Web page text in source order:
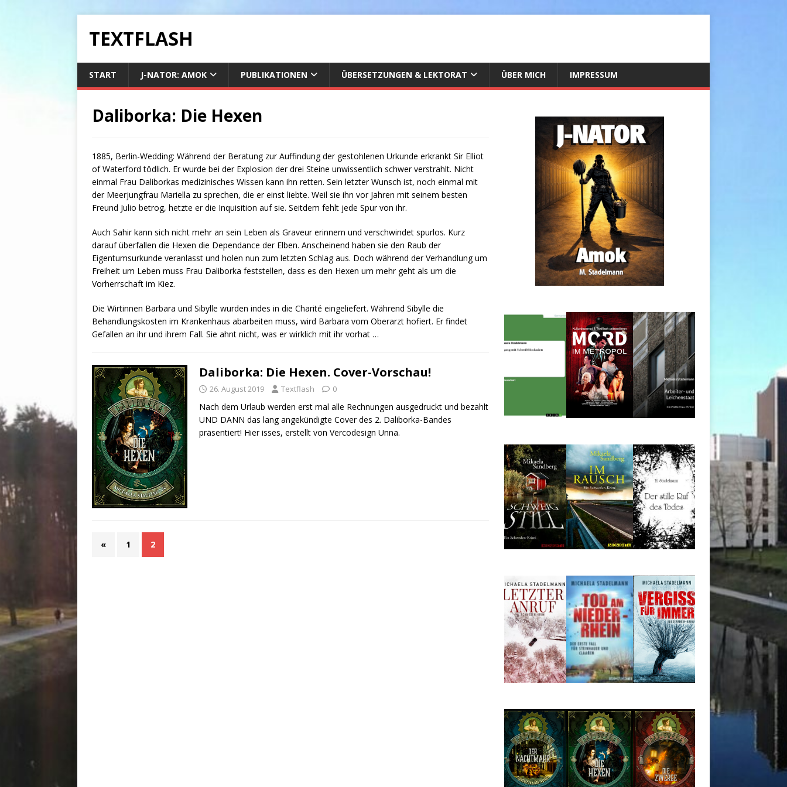
TEXTFLASH
START J-NATOR: AMOK PUBLIKATIONEN ÜBERSETZUNGEN & LEKTORAT ÜBER MICH IMPRESSUM
Daliborka: Die Hexen
1885, Berlin-Wedding: Während der Beratung zur Auffindung der gestohlenen Urkunde erkrankt Sir Elliot
of Waterford tödlich. Er wurde bei der Explosion der drei Steine unwissentlich schwer verstrahlt. Nicht
einmal Frau Daliborkas medizinisches Wissen kann ihn retten. Sein letzter Wunsch ist, noch einmal mit
der Meerjungfrau Mariella zu sprechen, die er einst liebte. Weil sie ihn vor Jahren mit seinem besten
Freund Julio betrog, hetzte er die Inquisition auf sie. Seitdem fehlt jede Spur von ihr.
Auch Sahir kann sich nicht mehr an sein Leben als Graveur erinnern und verschwindet spurlos. Kurz
darauf überfallen die Hexen die Dependance der Elben. Anscheinend haben sie den Raub der
Eigentumsurkunde veranlasst und holen nun zum letzten Schlag aus. Doch während der Verhandlung um
Freiheit um Leben muss Frau Daliborka feststellen, dass es den Hexen um mehr geht als um die
Vorherrschaft im Kiez.
Die Wirtinnen Barbara und Sibylle wurden indes in die Charité eingeliefert. Während Sibylle die
Behandlungskosten im Krankenhaus abarbeiten muss, wird Barbara vom Oberarzt hofiert. Er findet
Gefallen an ihr und ihrem Fall. Sie ahnt nicht, was er wirklich mit ihr vorhat …
Daliborka: Die Hexen. Cover-Vorschau!
26. August 2019 Textflash 0
Nach dem Urlaub werden erst mal alle Rechnungen ausgedruckt und bezahlt
UND DANN das lang angekündigte Cover des 2. Daliborka-Bandes
präsentiert! Hier isses, erstellt von Vercodesign Unna.
« 1 2